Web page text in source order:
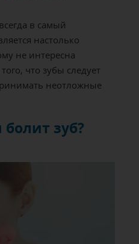
в самый
настолько
не интересна
что зубы следует
неотложные
зуб?